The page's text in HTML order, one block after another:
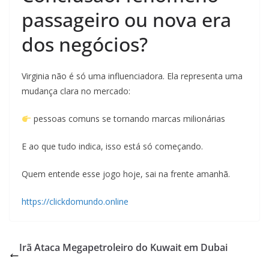
passageiro ou nova era
dos negócios?
Virginia não é só uma influenciadora. Ela representa uma
mudança clara no mercado:
pessoas comuns se tornando marcas milionárias
E ao que tudo indica, isso está só começando.
Quem entende esse jogo hoje, sai na frente amanhã.
https://clickdomundo.online
Irã Ataca Megapetroleiro do Kuwait em Dubai